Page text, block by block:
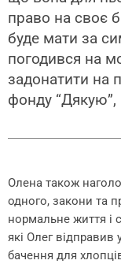
право на своє
буде мати за
погодився на
задонатити на
фонду
Олена також
одного, закони та
нормальне життя і
які Олег відправив
бачення для